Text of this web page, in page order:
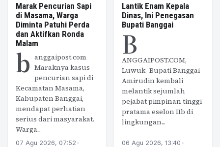
Marak Pencurian Sapi
di Masama, Warga
Diminta Patuhi Perda
dan Aktifkan Ronda
Malam
b anggaipost.com
Maraknya kasus
pencurian sapi di
Kecamatan Masama,
Kabupaten Banggai,
mendapat perhatian
serius dari masyarakat.
Warga...
07 Agu 2026, 07:52 •
Lantik Enam Kepala
Dinas, Ini Penegasan
Bupati Banggai
B
ANGGAIPOST.COM,
Luwuk- Bupati Banggai
Amirudin kembali
melantik sejumlah
pejabat pimpinan tinggi
pratama eselon IIb di
lingkungan...
06 Agu 2026, 13:40 •